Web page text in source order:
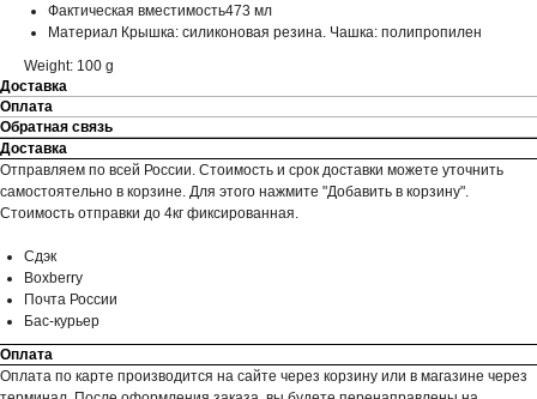
Фактическая вместимость473 мл
Материал Крышка: силиконовая резина. Чашка: полипропилен
Weight: 100 g
Доставка
Оплата
Обратная связь
Доставка
Отправляем по всей России. Стоимость и срок доставки можете уточнить
самостоятельно в корзине. Для этого нажмите "Добавить в корзину".
Стоимость отправки до 4кг фиксированная.
Сдэк
Boxberry
Почта России
Бас-курьер
Оплата
Оплата по карте производится на сайте через корзину или в магазине через